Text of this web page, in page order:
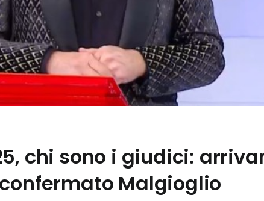
chi sono i giudici:
confermato Malgioglio